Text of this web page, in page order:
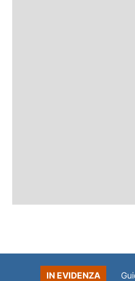
IN EVIDENZA